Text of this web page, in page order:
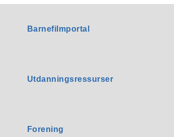
Barnefilmportal
Utdanningsressurser
Forening